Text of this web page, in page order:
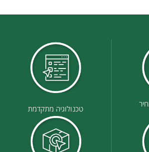
טכנולוגיה מתקדמת